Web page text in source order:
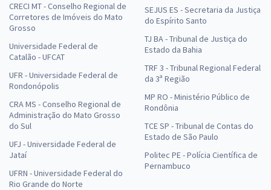
CRECI MT - Conselho Regional de
Corretores de Imóveis do Mato
Grosso
Universidade Federal de
Catalão - UFCAT
UFR - Universidade Federal de
Rondonópolis
CRA MS - Conselho Regional de
Administração do Mato Grosso
do Sul
UFJ - Universidade Federal de
Jataí
UFRN - Universidade Federal do
Rio Grande do Norte
SEJUS ES - Secretaria da Justiça
do Espírito Santo
TJ BA - Tribunal de Justiça do
Estado da Bahia
TRF 3 - Tribunal Regional Federal
da 3ª Região
MP RO - Ministério Público de
Rondônia
TCE SP - Tribunal de Contas do
Estado de São Paulo
Politec PE - Polícia Científica de
Pernambuco